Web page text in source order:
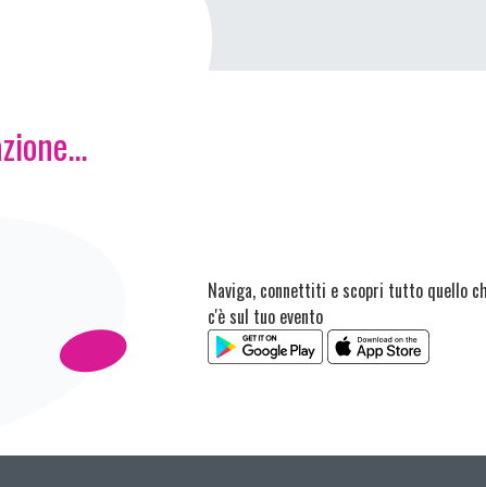
Naviga, connettiti e scopri tutto quello
c'è sul tuo evento